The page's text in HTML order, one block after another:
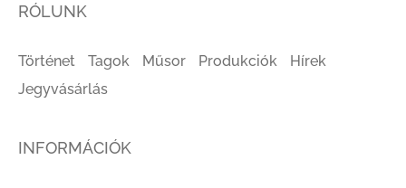
RÓLUNK
Történet Tagok Műsor Produkciók
Hírek
Jegyvásárlás
INFORMÁCIÓK